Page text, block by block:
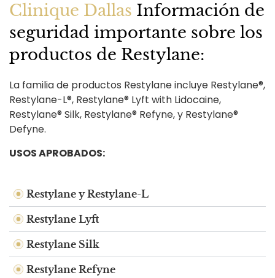
Clinique Dallas Información de
seguridad importante sobre los
productos de Restylane:
La familia de productos Restylane incluye Restylane®,
Restylane-L®, Restylane® Lyft with Lidocaine,
Restylane® Silk, Restylane® Refyne, y Restylane®
Defyne.
USOS APROBADOS:
Restylane y Restylane-L
Restylane Lyft
Restylane Silk
Restylane Refyne